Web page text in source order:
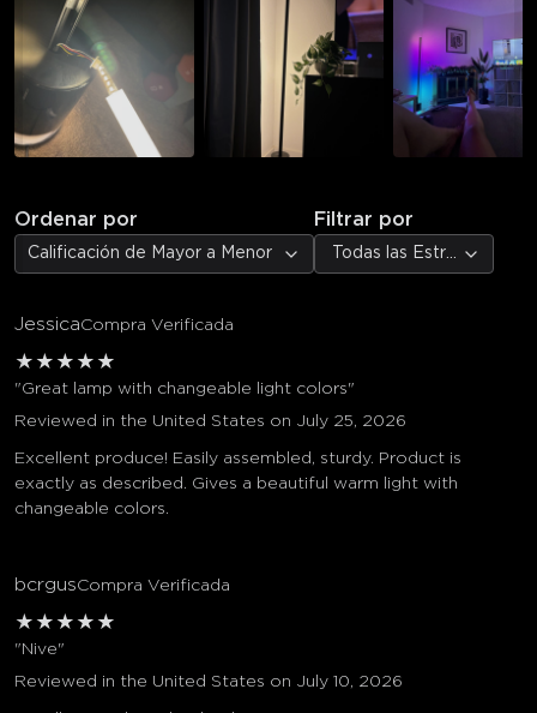
Ordenar por
Calificación de Mayor a Menor
Filtrar por
Todas las Estrellas
JessicaCompra Verificada
★ ★ ★ ★ ★
"Great lamp with changeable light colors"
Reviewed in the United States on July 25, 2026
Excellent produce! Easily assembled, sturdy. Product is
exactly as described. Gives a beautiful warm light with
changeable colors.
bcrgusCompra Verificada
★ ★ ★ ★ ★
"Nive"
Reviewed in the United States on July 10, 2026